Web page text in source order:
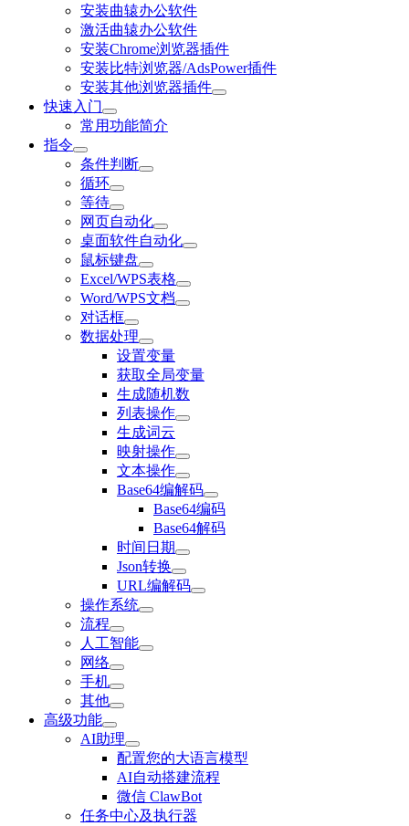
安装曲辕办公软件
激活曲辕办公软件
安装Chrome浏览器插件
安装比特浏览器/AdsPower插件
安装其他浏览器插件
快速入门
常用功能简介
指令
条件判断
循环
等待
网页自动化
桌面软件自动化
鼠标键盘
Excel/WPS表格
Word/WPS文档
对话框
数据处理
设置变量
获取全局变量
生成随机数
列表操作
生成词云
映射操作
文本操作
Base64编解码
Base64编码
Base64解码
时间日期
Json转换
URL编解码
操作系统
流程
人工智能
网络
手机
其他
高级功能
AI助理
配置您的大语言模型
AI自动搭建流程
微信 ClawBot
任务中心及执行器